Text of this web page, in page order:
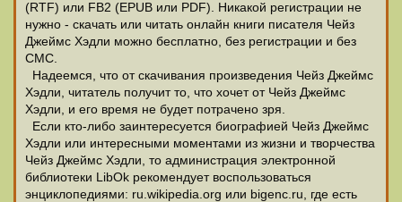
(RTF) или FB2 (EPUB или PDF). Никакой регистрации не
нужно - скачать или читать онлайн книги писателя Чейз
Джеймс Хэдли можно бесплатно, без регистрации и без
СМС.
Надеемся, что от скачивания произведения Чейз Джеймс
Хэдли, читатель получит то, что хочет от Чейз Джеймс
Хэдли, и его время не будет потрачено зря.
Если кто-либо заинтересуется биографией Чейз Джеймс
Хэдли или интересными моментами из жизни и творчества
Чейз Джеймс Хэдли, то администрация электронной
библиотеки LibOk рекомендует воспользоваться
энциклопедиями: ru.wikipedia.org или bigenc.ru, где есть